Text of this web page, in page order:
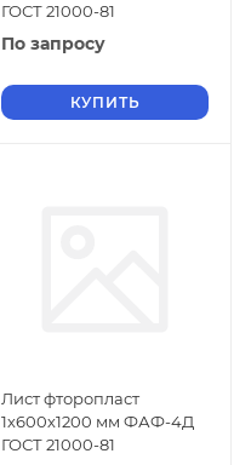
ГОСТ 21000-81
По запросу
КУПИТЬ
Лист фторопласт
1х600х1200 мм ФАФ-4Д
ГОСТ 21000-81